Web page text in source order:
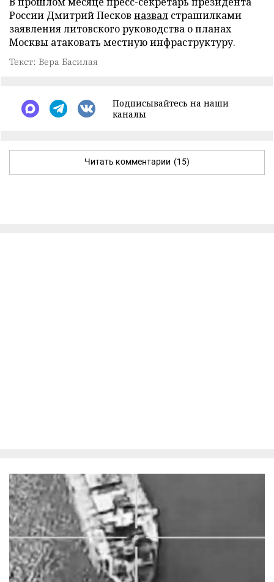
России Дмитрий Песков назвал страшилками
заявления литовского руководства о планах
Москвы атаковать местную инфраструктуру.
Текст: Вера Басилая
Подписывайтесь на наши
каналы
Читать комментарии (15)